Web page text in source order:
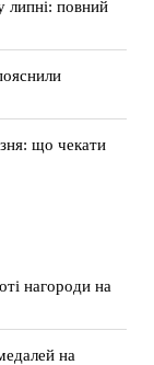
липні: повний
що чекати
нагороди на
на